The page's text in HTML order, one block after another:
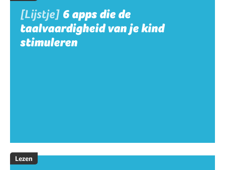
[Lijstje] 6 apps die de
taalvaardigheid van je kind
stimuleren
Lezen